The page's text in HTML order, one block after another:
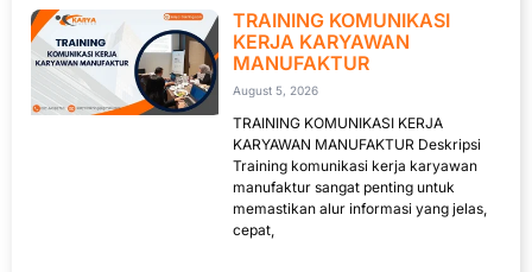
TRAINING KOMUNIKASI
KERJA KARYAWAN
MANUFAKTUR
August 5, 2026
TRAINING KOMUNIKASI KERJA
KARYAWAN MANUFAKTUR Deskripsi
Training komunikasi kerja karyawan
manufaktur sangat penting untuk
memastikan alur informasi yang jelas,
cepat,